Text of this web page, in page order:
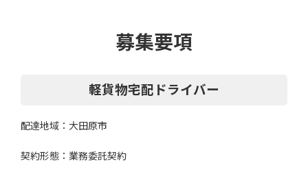
募集要項
軽貨物宅配ドライバー
配達地域：大田原市
契約形態：業務委託契約